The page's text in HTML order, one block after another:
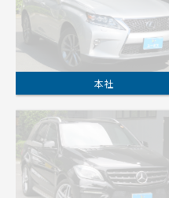
本社